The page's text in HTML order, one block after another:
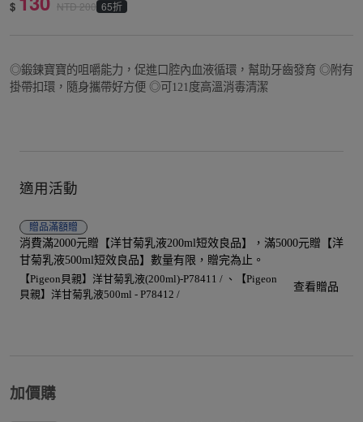
$ NTD200 65折
◎鍛鍊寶寶的咀嚼能力，促進口腔內血液循環，幫助牙齒發育 ◎附有
掛帶扣環，隨身攜帶好方便 ◎可121度高溫消毒清潔
適用活動
贈品滿額贈
消費滿2000元贈【洋甘菊乳液200ml短效良品】，滿5000元贈【洋
甘菊乳液500ml短效良品】數量有限，贈完為止。
【Pigeon貝親】洋甘菊乳液(200ml)-P78411 /
【Pigeon
貝親】洋甘菊乳液500ml - P78412 /
查看贈品
加價購